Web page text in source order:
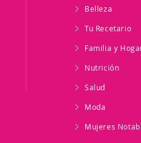
Belleza
Tu Recetario
Familia y
Nutrición
Salud
Moda
Mujeres